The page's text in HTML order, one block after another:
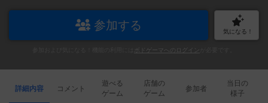
参加する 気になる！
ボドゲーマへのログイン
詳細内容 コメント
遊べる
ゲーム
店舗の
ゲーム
参加者
当日の
様子